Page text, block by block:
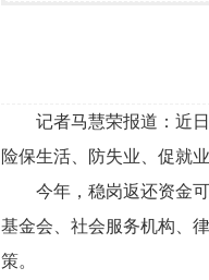
记者马慧荣报道：近
险保生活、防失业、促就
今年，稳岗返还资金
基金会、社会服务机构、
策。